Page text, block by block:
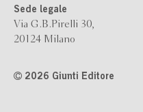
Sede legale
Via G.B.Pirelli 30,
20124 Milano
2026 Giunti Editore